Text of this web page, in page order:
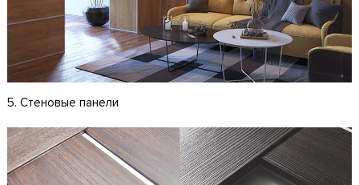
5. Стеновые панели